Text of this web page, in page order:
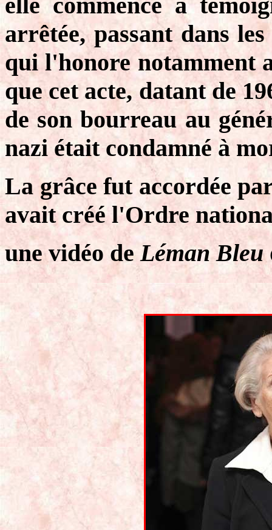
arrêtée, passant dans
qui l'honore notamment
que cet acte, datant de
de son bourreau au
nazi était condamné à
La grâce fut accordée
avait créé l'Ordre
une vidéo deLéman Bleu